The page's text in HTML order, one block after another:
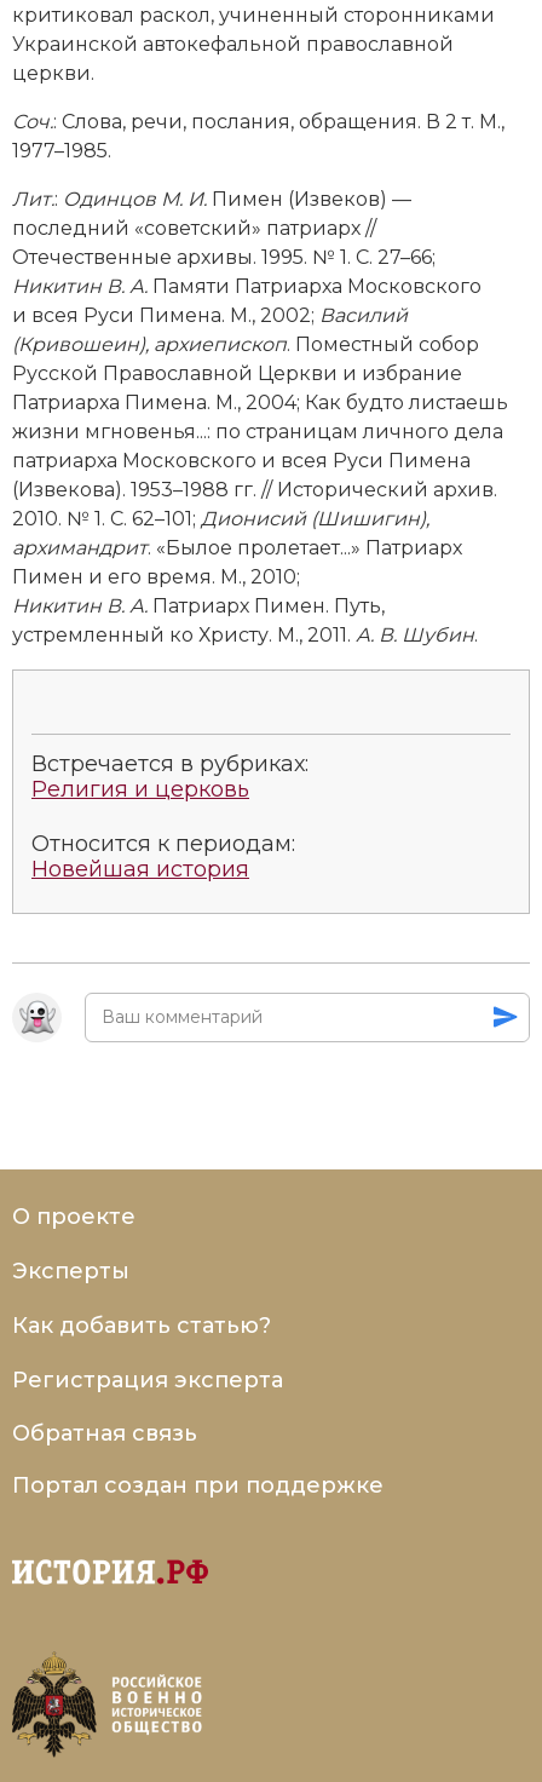
критиковал раскол, учиненный сторонниками
Украинской автокефальной православной
церкви.
Соч.: Слова, речи, послания, обращения. В 2 т. М.,
1977–1985.
Лит.: Одинцов М. И. Пимен (Извеков) —
последний «советский» патриарх //
Отечественные архивы. 1995. № 1. С. 27–66;
Никитин В. А. Памяти Патриарха Московского
и всея Руси Пимена. М., 2002; Василий
(Кривошеин), архиепископ. Поместный собор
Русской Православной Церкви и избрание
Патриарха Пимена. М., 2004; Как будто листаешь
жизни мгновенья...: по страницам личного дела
патриарха Московского и всея Руси Пимена
(Извекова). 1953–1988 гг. // Исторический архив.
2010. № 1. С. 62–101; Дионисий (Шишигин),
архимандрит. «Былое пролетает...» Патриарх
Пимен и его время. М., 2010;
Никитин В. А. Патриарх Пимен. Путь,
устремленный ко Христу. М., 2011. А. В. Шубин.
Встречается в рубриках:
Религия и церковь
Относится к периодам:
Новейшая история
О проекте
Эксперты
Как добавить статью?
Регистрация эксперта
Обратная связь
Портал создан при поддержке